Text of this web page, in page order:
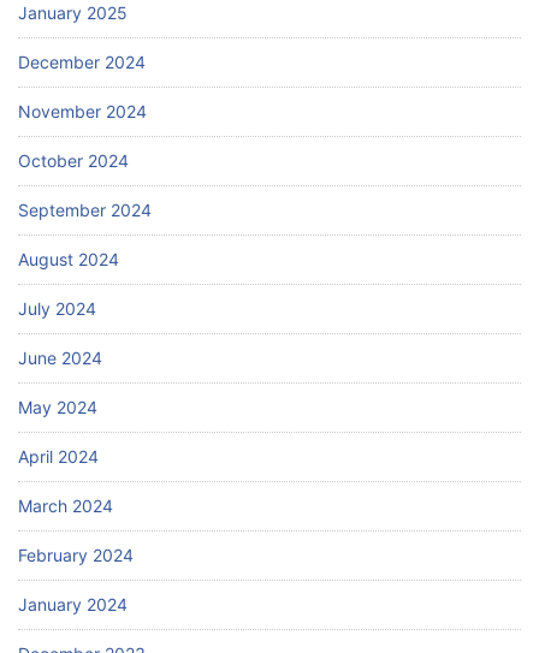
January 2025
December 2024
November 2024
October 2024
September 2024
August 2024
July 2024
June 2024
May 2024
April 2024
March 2024
February 2024
January 2024